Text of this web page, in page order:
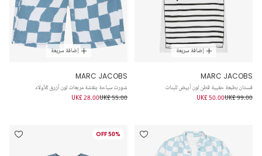
إضافة سريعة
MARC JACOBS
فستان بطبعة حقيبة قطن لون أبيض للبنات
UK£ 99.00
UK£ 50.00
إضافة سريعة
MARC JACOBS
شورت سباحة بنقشة مربعات لون أزرق للأولاد
UK£ 55.00
UK£ 28.00
50% OFF